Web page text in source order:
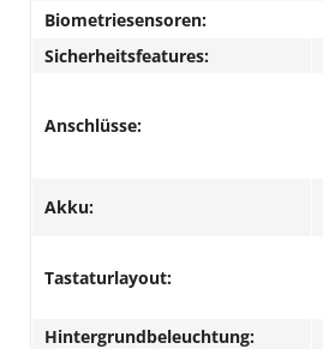
Biometriesensoren:
Sicherheitsfeatures:
Anschlüsse:
Akku:
Tastaturlayout:
Hintergrundbeleuchtung: